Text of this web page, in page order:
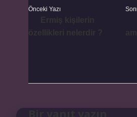
Önceki Yazı